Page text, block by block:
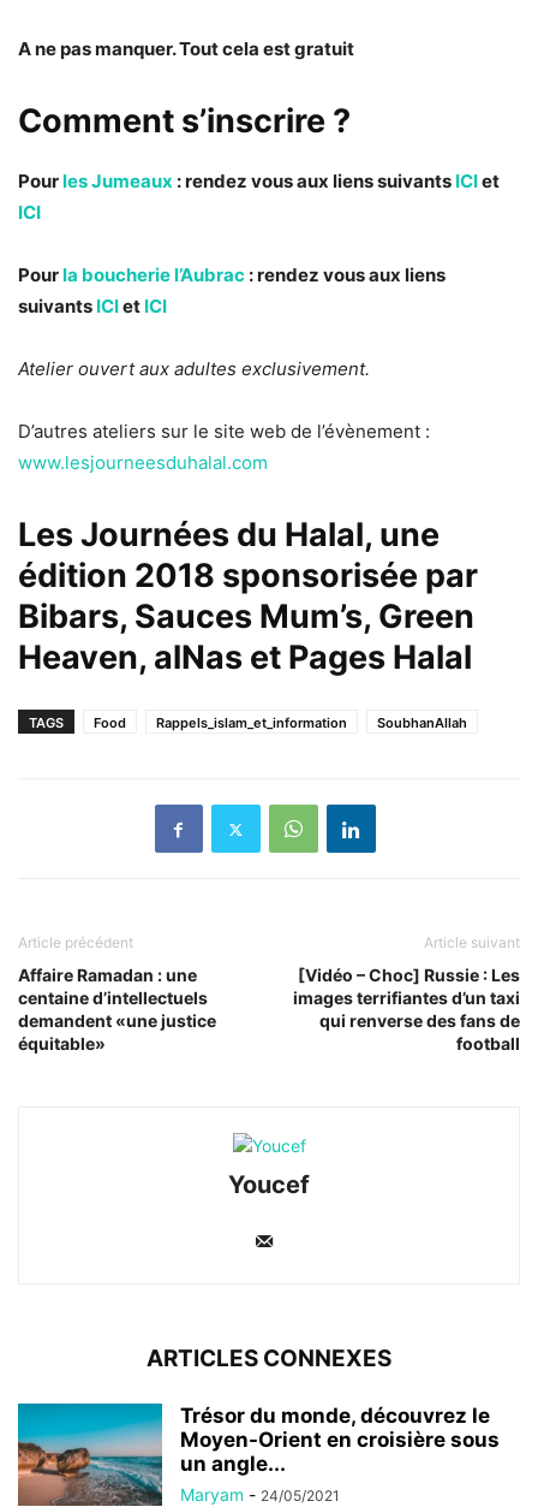
A ne pas manquer. Tout cela est gratuit
Comment s’inscrire ?
Pourles Jumeaux : rendez vous aux liens suivants ICIet
ICI
Pourla boucherie l’Aubrac : rendez vous aux liens
suivants ICIet ICI
Atelier ouvert aux adultes exclusivement.
D’autres ateliers sur le site web de l’évènement :
www.lesjourneesduhalal.com
Les Journées du Halal, une
édition 2018 sponsorisée par
Bibars, Sauces Mum’s, Green
Heaven, alNas et Pages Halal
TAGS Food Rappels_islam_et_information SoubhanAllah
Article précédent
Affaire Ramadan : une
centaine d’intellectuels
demandent «une justice
équitable»
Article suivant
[Vidéo – Choc] Russie : Les
images terrifiantes d’un taxi
qui renverse des fans de
football
Youcef
ARTICLES CONNEXES
Trésor du monde, découvrez le
Moyen-Orient en croisière sous
un angle...
Maryam - 24/05/2021